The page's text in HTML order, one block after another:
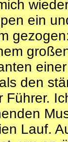
ein
den
Führer.
Lauf.